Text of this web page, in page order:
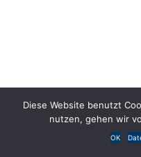
Diese Website benutzt
nutzen, gehen wir
OK